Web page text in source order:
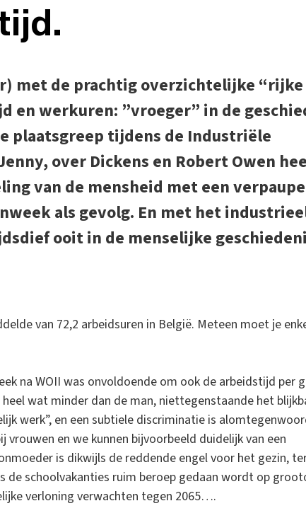
met de prachtig overzichtelijke “rijke
en werkuren: ”vroeger” in de
plaatsgreep tijdens de Industriële
over Dickens en Robert Owen
van de mensheid met een
als gevolg. En met het
ooit in de menselijke
van 72,2 arbeidsuren in België. Meteen moet je
na WOII was onvoldoende om ook de arbeidstijd per
wat minder dan de man, niettegenstaande het
werk”, en een subtiele discriminatie is
en we kunnen bijvoorbeeld duidelijk van een
is dikwijls de reddende engel voor het gezin,
schoolvakanties ruim beroep gedaan wordt op
verloning verwachten tegen 2065….